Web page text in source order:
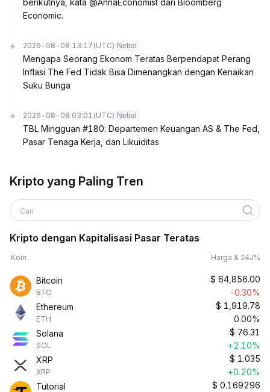
berikutnya, kata @AnnaEconomist dari Bloomberg
Economic.
2026-08-08 13:17 (UTC) Netral
Mengapa Seorang Ekonom Teratas Berpendapat Perang
Inflasi The Fed Tidak Bisa Dimenangkan dengan Kenaikan
Suku Bunga
2026-08-08 03:01 (UTC) Netral
TBL Mingguan #180: Departemen Keuangan AS & The Fed,
Pasar Tenaga Kerja, dan Likuiditas
Kripto yang Paling Tren
Cari
Kripto dengan Kapitalisasi Pasar Teratas
Koin Harga & 24J%
Bitcoin
BTC
$ 64,856.00
-0.30%
Ethereum
ETH
$ 1,919.78
0.00%
Solana
SOL
$ 76.31
+2.10%
XRP
XRP
$ 1.035
+0.20%
Tutorial
$ 0.169296